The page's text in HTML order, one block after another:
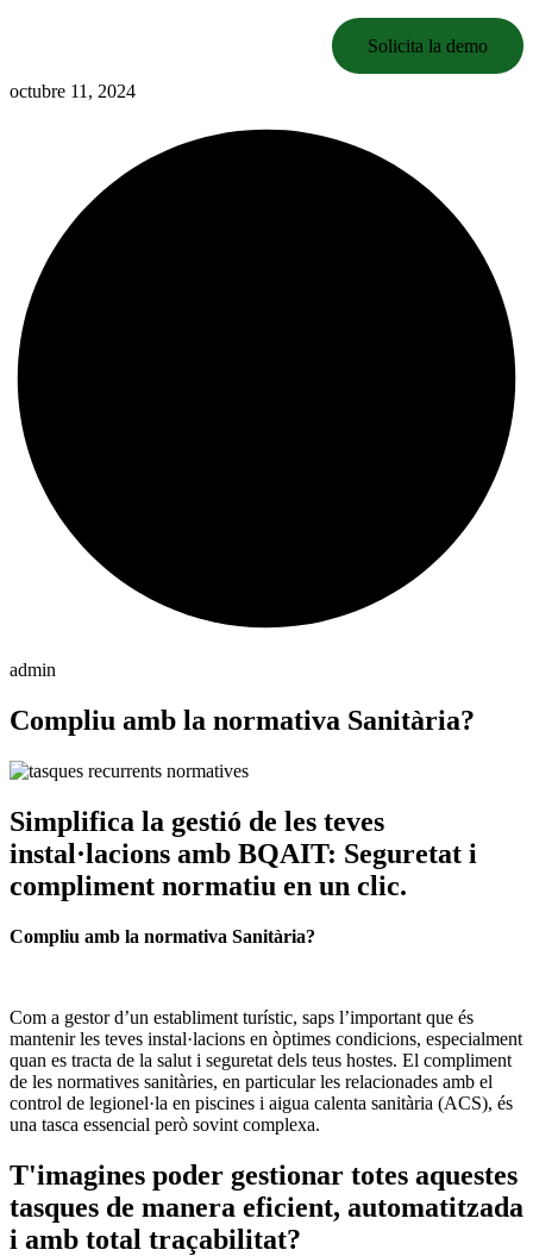
Solicita la demo
octubre 11, 2024
admin
Compliu amb la normativa Sanitària?
Simplifica la gestió de les teves
instal·lacions amb BQAIT: Seguretat i
compliment normatiu en un clic.
Compliu amb la normativa Sanitària?
Com a gestor d’un establiment turístic, saps l’important que és
mantenir les teves instal·lacions en òptimes condicions, especialment
quan es tracta de la salut i seguretat dels teus hostes. El compliment
de les normatives sanitàries, en particular les relacionades amb el
control de legionel·la en piscines i aigua calenta sanitària (ACS), és
una tasca essencial però sovint complexa.
T'imagines poder gestionar totes aquestes
tasques de manera eficient, automatitzada
i amb total traçabilitat?